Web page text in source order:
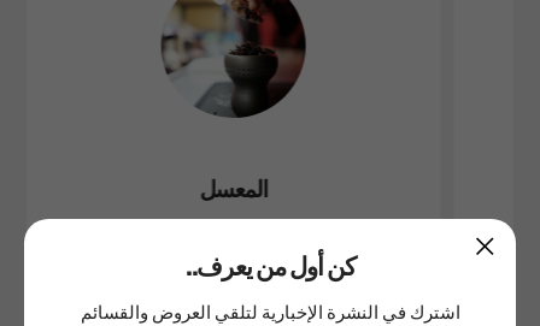
المعسل
..كن أول من يعرف
اشترك في النشرة الإخبارية لتلقي العروض والقسائم